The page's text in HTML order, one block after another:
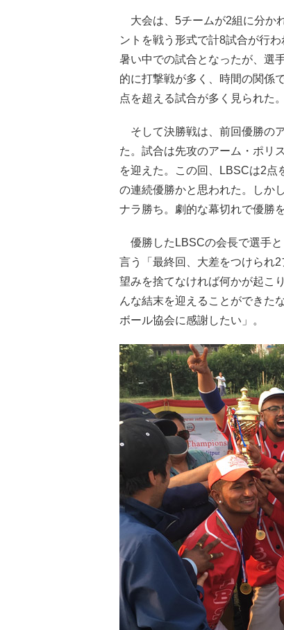
大会は、5チームが2組に分か
ントを戦う形式で計8試合が行
暑い中での試合となったが、選
的に打撃戦が多く、時間の関係
点を超える試合が多く見られた。
そして決勝戦は、前回優勝の
た。試合は先攻のアーム・ポリ
を迎えた。この回、LBSCは2点
の連続優勝かと思われた。しか
ナラ勝ち。劇的な幕切れで優勝
優勝したLBSCの会長で選手と
言う「最終回、大差をつけられ
望みを捨てなければ何かが起こ
んな結末を迎えることができた
ボール協会に感謝したい」。